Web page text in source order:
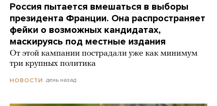
Россия пытается вмешаться в выборы
президента Франции. Она распространяет
фейки о возможных кандидатах,
маскируясь под местные издания
От этой кампании пострадали уже как минимум
три крупных политика
НОВОСТИ день назад